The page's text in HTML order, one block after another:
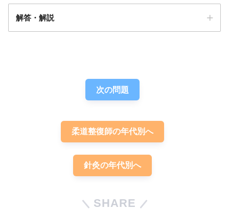
解答・解説
次の問題
柔道整復師の年代別へ
針灸の年代別へ
SHARE